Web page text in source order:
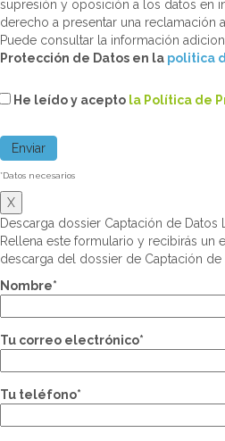
supresión y oposición a los datos en
derecho a presentar una reclamación
Puede consultar la información
Protección de Datos en la politica
He leído y acepto la Política de
*Datos necesarios
X
Descarga dossier Captación de Datos
Rellena este formulario y recibirás un
descarga del dossier de Captación de
Nombre*
Tu correo electrónico*
Tu teléfono*